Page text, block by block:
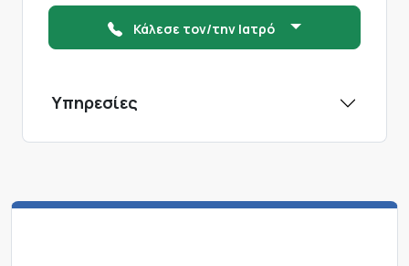
Κάλεσε τον/την Ιατρό
Υπηρεσίες